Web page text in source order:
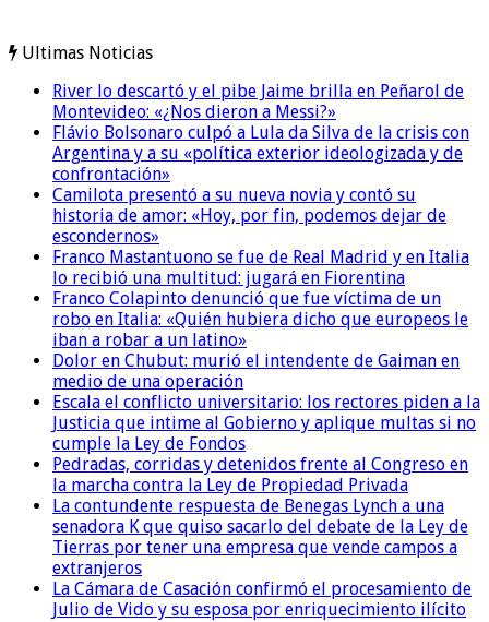
Ultimas Noticias
River lo descartó y el pibe Jaime brilla en Peñarol de
Montevideo: «¿Nos dieron a Messi?»
Flávio Bolsonaro culpó a Lula da Silva de la crisis con
Argentina y a su «política exterior ideologizada y de
confrontación»
Camilota presentó a su nueva novia y contó su
historia de amor: «Hoy, por fin, podemos dejar de
escondernos»
Franco Mastantuono se fue de Real Madrid y en Italia
lo recibió una multitud: jugará en Fiorentina
Franco Colapinto denunció que fue víctima de un
robo en Italia: «Quién hubiera dicho que europeos le
iban a robar a un latino»
Dolor en Chubut: murió el intendente de Gaiman en
medio de una operación
Escala el conflicto universitario: los rectores piden a la
Justicia que intime al Gobierno y aplique multas si no
cumple la Ley de Fondos
Pedradas, corridas y detenidos frente al Congreso en
la marcha contra la Ley de Propiedad Privada
La contundente respuesta de Benegas Lynch a una
senadora K que quiso sacarlo del debate de la Ley de
Tierras por tener una empresa que vende campos a
extranjeros
La Cámara de Casación confirmó el procesamiento de
Julio de Vido y su esposa por enriquecimiento ilícito